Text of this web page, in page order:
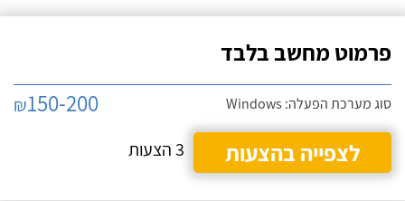
פרמוט מחשב בלבד
סוג מערכת הפעלה: Windows ₪150-200
לצפייה בהצעות
3 הצעות